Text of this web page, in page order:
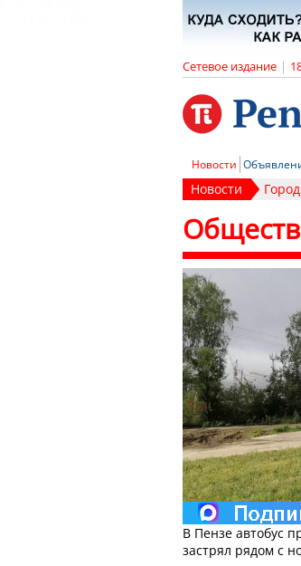
Сетевое издание |
Новости
Новости Город
В Пензе автобус
застрял рядом с